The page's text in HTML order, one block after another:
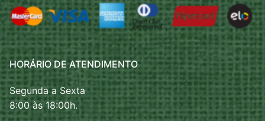
HORÁRIO DE ATENDIMENTO
Segunda a Sexta
8:00 às 18:00h.